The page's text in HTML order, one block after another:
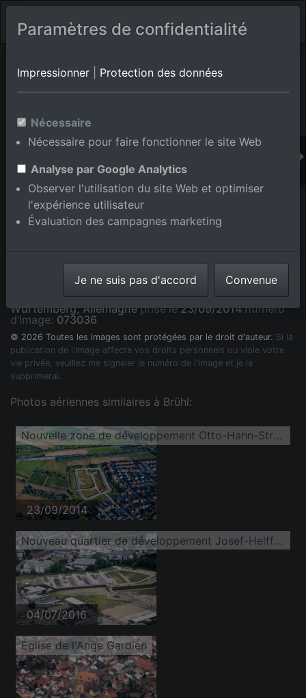
Album de lieux Brühl en Bade-Wurtemberg,Allemagne
Nouvelle zone de développement Gustav-Hertz-
Straße à Brühl dans le département Bade-
Wurtemberg, Allemagneprise le23/09/2014numéro
d'image: 073036
© 2026 Toutes les images sont protégées par le droit d'auteur. Si la
publication de l'image affecte vos droits personnels ou viole votre
vie privée, veuillez me signaler le numéro de l'image et je la
supprimerai.
Photos aériennes similaires à Brühl:
Nouvelle zone de développement Otto-Hahn-Straße
23/09/2014
Nouveau quartier de développement Josef-Helffrich-Straße
04/07/2016
Église de l'Ange Gardien
Paramètres de confidentialité
Impressionner Protection des données
Nécessaire
Nécessaire pour faire fonctionner le site Web
Analyse par Google Analytics
Observer l'utilisation du site Web et optimiser
l'expérience utilisateur
Évaluation des campagnes marketing
Je ne suis pas d'accord Convenue